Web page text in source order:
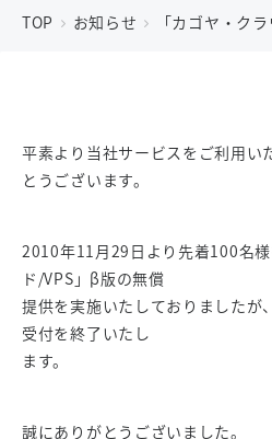
TOP お知らせ 「カゴヤ・ク
平素より当社サービスをご利用い
とうございます。
2010年11月29日より先着100名
ド/VPS」β版の無償
提供を実施いたしておりましたが
受付を終了いたし
ます。
誠にありがとうございました。